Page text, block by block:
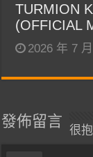
TURMION
(OFFICIAL
2026 年 7
發佈留言
很